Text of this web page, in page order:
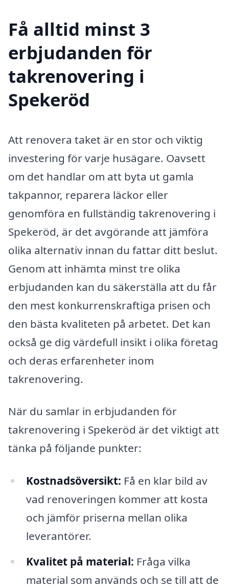
Få alltid minst 3
erbjudanden för
takrenovering i
Spekeröd
Att renovera taket är en stor och viktig
investering för varje husägare. Oavsett
om det handlar om att byta ut gamla
takpannor, reparera läckor eller
genomföra en fullständig takrenovering i
Spekeröd, är det avgörande att jämföra
olika alternativ innan du fattar ditt beslut.
Genom att inhämta minst tre olika
erbjudanden kan du säkerställa att du får
den mest konkurrenskraftiga prisen och
den bästa kvaliteten på arbetet. Det kan
också ge dig värdefull insikt i olika företag
och deras erfarenheter inom
takrenovering.
När du samlar in erbjudanden för
takrenovering i Spekeröd är det viktigt att
tänka på följande punkter:
Kostnadsöversikt: Få en klar bild av
vad renoveringen kommer att kosta
och jämför priserna mellan olika
leverantörer.
Kvalitet på material: Fråga vilka
material som används och se till att de